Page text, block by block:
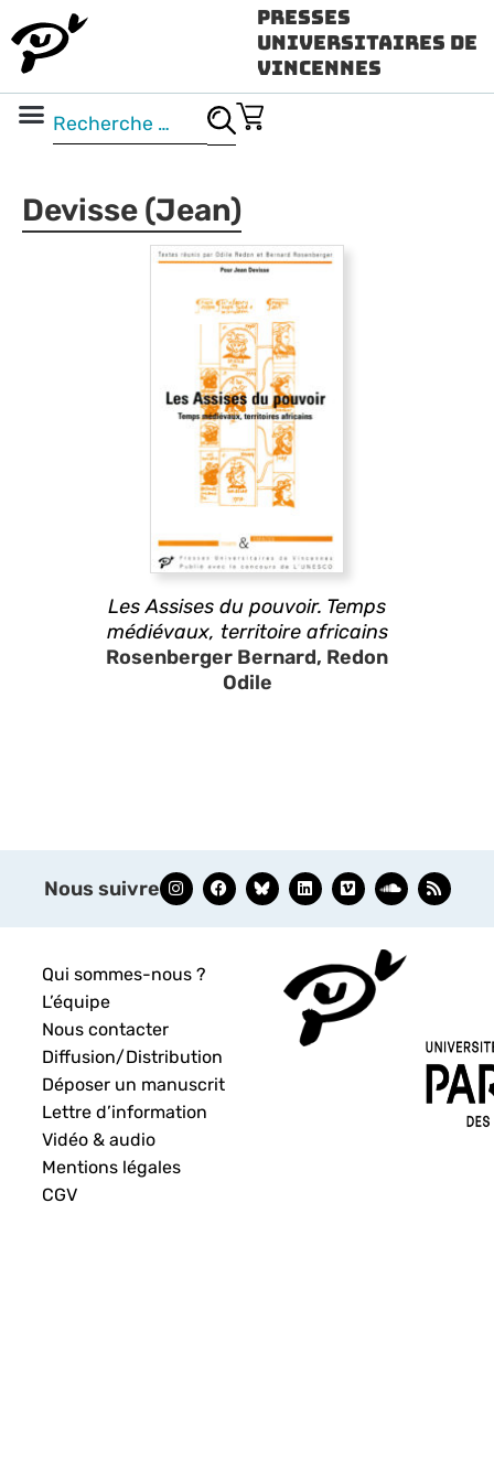
Presses
Universitaires de
Vincennes
Devisse (Jean)
Les Assises du pouvoir. Temps
médiévaux, territoire africains
Rosenberger Bernard, Redon
Odile
Nous suivre
Qui sommes-nous ?
L’équipe
Nous contacter
Diffusion/Distribution
Déposer un manuscrit
Lettre d’information
Vidéo & audio
Mentions légales
CGV